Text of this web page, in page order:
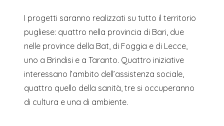
I progetti saranno realizzati su tutto il territorio
pugliese: quattro nella provincia di Bari, due
nelle province della Bat, di Foggia e di Lecce,
uno a Brindisi e a Taranto. Quattro iniziative
interessano l’ambito dell’assistenza sociale,
quattro quello della sanità, tre si occuperanno
di cultura e una di ambiente.